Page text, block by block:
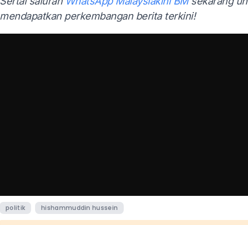
mendapatkan perkembangan berita terkini!
politik hishammuddin hussein